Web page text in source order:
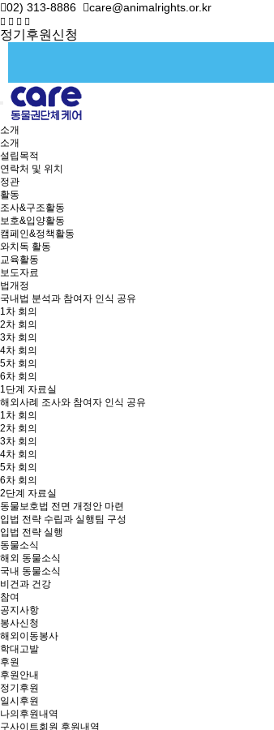
02) 313-8886 care@animalrights.or.kr
정기후원신청
소개
소개
설립목적
연락처 및 위치
정관
활동
조사&구조활동
보호&입양활동
캠페인&정책활동
와치독 활동
교육활동
보도자료
법개정
국내법 분석과 참여자 인식 공유
1차 회의
2차 회의
3차 회의
4차 회의
5차 회의
6차 회의
1단계 자료실
해외사례 조사와 참여자 인식 공유
1차 회의
2차 회의
3차 회의
4차 회의
5차 회의
6차 회의
2단계 자료실
동물보호법 전면 개정안 마련
입법 전략 수립과 실행팀 구성
입법 전략 실행
동물소식
해외 동물소식
국내 동물소식
비건과 건강
참여
공지사항
봉사신청
해외이동봉사
학대고발
후원
후원안내
정기후원
일시후원
나의후원내역
구사이트회원 후원내역